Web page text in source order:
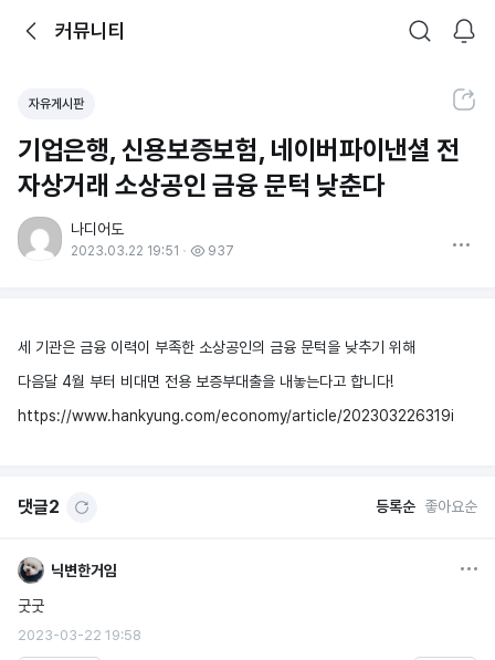
뒤로가기커뮤니티
커뮤니티
검색
알림
공유하기
자유게시판
기업은행, 신용보증보험, 네이버파이낸셜 전
자상거래 소상공인 금융 문턱 낮춘다
나디어도
2023.03.22 19:51 937
세 기관은 금융 이력이 부족한 소상공인의 금융 문턱을 낮추기 위해
다음달 4월 부터 비대면 전용 보증부대출을 내놓는다고 합니다!
https://www.hankyung.com/economy/article/202303226319i
댓글2 등록순 좋아요순
닉변한거임
굿굿
2023-03-22 19:58